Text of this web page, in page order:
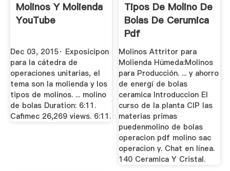
Molinos Y Molienda
YouTube
Dec 03, 2015· Exposicipon
para la cátedra de
operaciones unitarias, el
tema son la molienda y los
tipos de molinos. ... molino
de bolas Duration: 6:11.
Cafimec 26,269 views. 6:11.
Tipos De Molino De
Bolas De Cerumica
Pdf
Molinos Attritor para
Molienda Húmeda:Molinos
para Producción. ... y ahorro
de energí de bolas
ceramica Introduccion El
curso de la planta CIP las
materias primas
puedenmolino de bolas
operacion pdf molino sac
operacion y. Chat en línea.
140 Ceramica Y Cristal.